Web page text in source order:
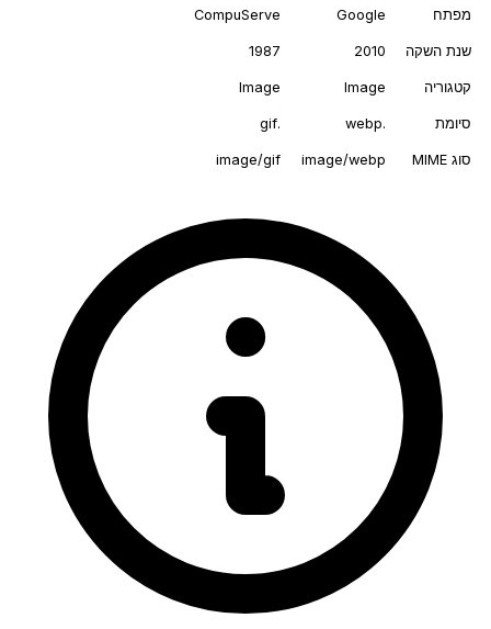
מפתח Google
CompuServe
שנת השקה 2010
1987
קטגוריה Image
Image
סיומת .webp
.gif
סוג MIME image/webp
image/gif